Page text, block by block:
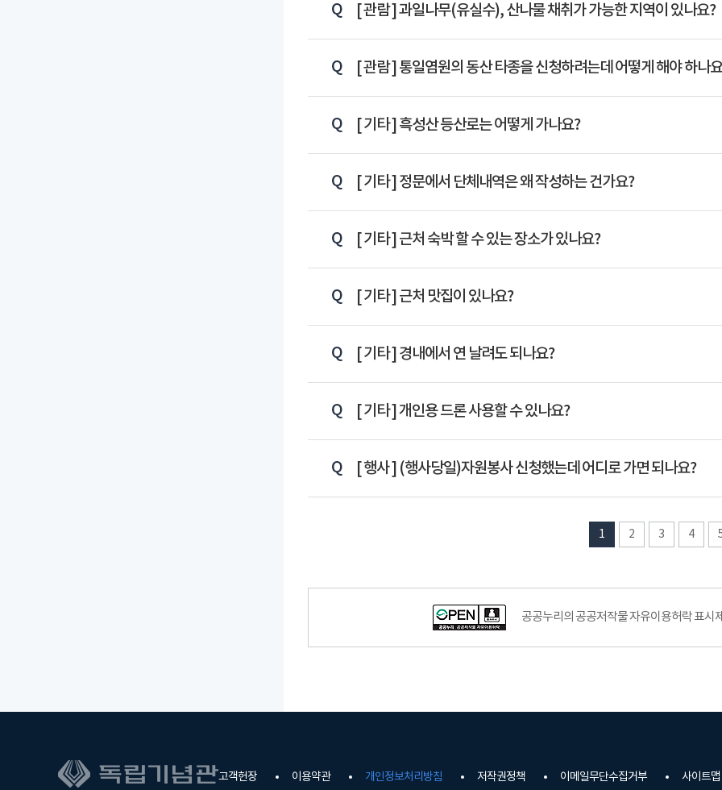
Q
[ 관람 ] 과일나무(유실수), 산나물 채취가 가능한 지역이 있나요?
Q
[ 관람 ] 통일염원의 동산 타종을 신청하려는데 어떻게 해야 하나
Q
[ 기타 ] 흑성산 등산로는 어떻게 가나요?
Q
[ 기타 ] 정문에서 단체내역은 왜 작성하는 건가요?
Q
[ 기타 ] 근처 숙박 할 수 있는 장소가 있나요?
Q
[ 기타 ] 근처 맛집이 있나요?
Q
[ 기타 ] 경내에서 연 날려도 되나요?
Q
[ 기타 ] 개인용 드론 사용할 수 있나요?
Q
[ 행사 ] (행사당일)자원봉사 신청했는데 어디로 가면 되나요?
1 2 3 4
공공누리의 공공저작물 자유이용허락 표시
고객헌장 이용약관 개인정보처리방침 저작권정책 이메일무단수집거부 사이트맵